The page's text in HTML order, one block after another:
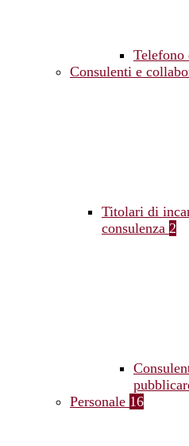
Telefono
Consulenti e
Titolari di
consulenza 2
Personale 16